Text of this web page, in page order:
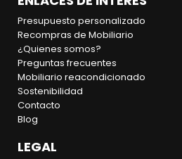
Presupuesto personalizado
Recompras de Mobiliario
¿Quienes somos?
Preguntas frecuentes
Mobiliario reacondicionado
Sostenibilidad
Contacto
Blog
LEGAL